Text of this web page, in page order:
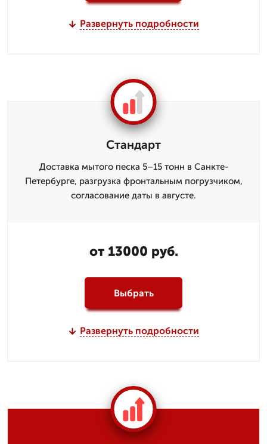
Развернуть подробности
Стандарт
Доставка мытого песка 5–15 тонн в Санкте-
Петербурге, разгрузка фронтальным погрузчиком,
согласование даты в августе.
от 13000 руб.
Выбрать
Развернуть подробности